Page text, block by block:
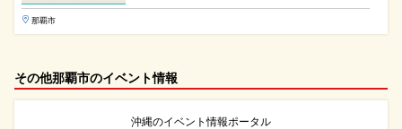
那覇市
その他那覇市のイベント情報
沖縄のイベント情報ポータル